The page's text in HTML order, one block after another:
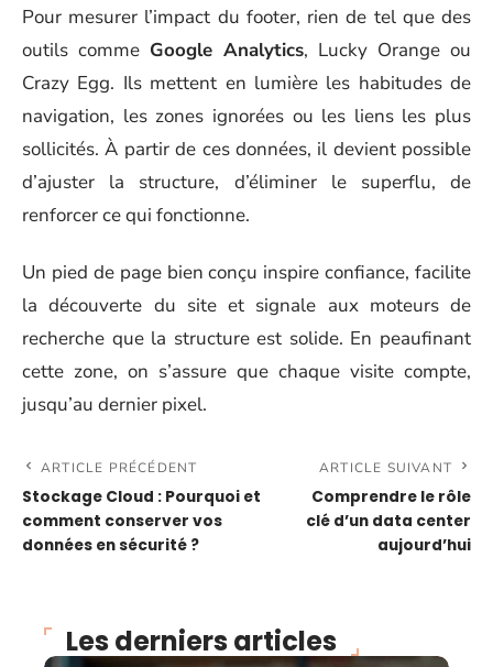
Pour mesurer l’impact du footer, rien de tel que des
outils comme Google Analytics, Lucky Orange ou
Crazy Egg. Ils mettent en lumière les habitudes de
navigation, les zones ignorées ou les liens les plus
sollicités. À partir de ces données, il devient possible
d’ajuster la structure, d’éliminer le superflu, de
renforcer ce qui fonctionne.
Un pied de page bien conçu inspire confiance, facilite
la découverte du site et signale aux moteurs de
recherche que la structure est solide. En peaufinant
cette zone, on s’assure que chaque visite compte,
jusqu’au dernier pixel.
ARTICLE PRÉCÉDENT
Stockage Cloud : Pourquoi et
comment conserver vos
données en sécurité ?
ARTICLE SUIVANT
Comprendre le rôle
clé d’un data center
aujourd’hui
Les derniers articles